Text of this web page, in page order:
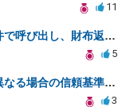
11
警察から窃盗の件で呼び出し、財布返却で自首すべきか？
5
弁護士の意見が異なる場合の信頼基準について教えてください
3